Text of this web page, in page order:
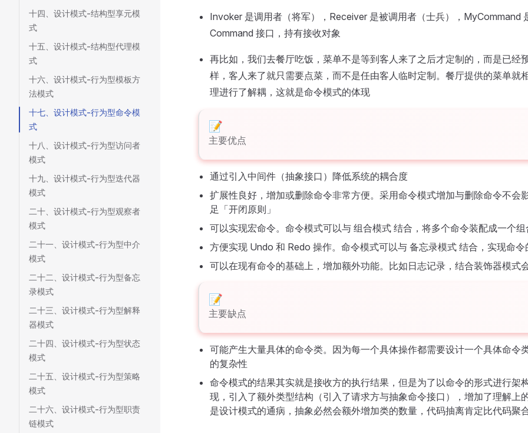
十四、设计模式-结构型享元模
式
十五、设计模式-结构型代理模
式
十六、设计模式-行为型模板方
法模式
十七、设计模式-行为型命令模
式
十八、设计模式-行为型访问者
模式
十九、设计模式-行为型迭代器
模式
二十、设计模式-行为型观察者
模式
二十一、设计模式-行为型中介
模式
二十二、设计模式-行为型备忘
录模式
二十三、设计模式-行为型解释
器模式
二十四、设计模式-行为型状态
模式
二十五、设计模式-行为型策略
模式
二十六、设计模式-行为型职责
链模式
Invoker 是调用者（将军），Receiver 是被调用者（士兵），MyCommand
Command 接口，持有接收对象
再比如，我们去餐厅吃饭，菜单不是等到客人来了之后才定制的，而是已经
样，客人来了就只需要点菜，而不是任由客人临时定制。餐厅提供的菜单就
理进行了解耦，这就是命令模式的体现
主要优点
通过引入中间件（抽象接口）降低系统的耦合度
扩展性良好，增加或删除命令非常方便。采用命令模式增加与删除命令不会
足「开闭原则」
可以实现宏命令。命令模式可以与 组合模式 结合，将多个命令装配成一个
方便实现 Undo 和 Redo 操作。命令模式可以与 备忘录模式 结合，实现命
可以在现有命令的基础上，增加额外功能。比如日志记录，结合装饰器模式
主要缺点
可能产生大量具体的命令类。因为每一个具体操作都需要设计一个具体命令
的复杂性
命令模式的结果其实就是接收方的执行结果，但是为了以命令的形式进行架
现，引入了额外类型结构（引入了请求方与抽象命令接口），增加了理解上
是设计模式的通病，抽象必然会额外增加类的数量，代码抽离肯定比代码聚